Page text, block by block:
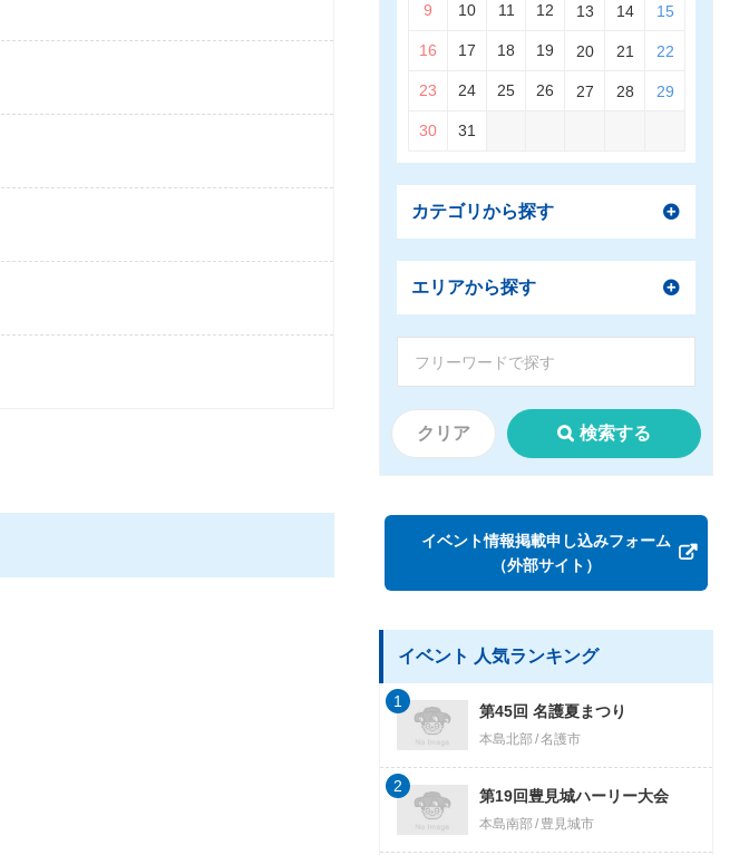
9 10 11 12 13 14 15
16 17 18 19 20 21 22
23 24 25 26 27 28 29
30 31
カテゴリから探す
エリアから探す
クリア 検索する
イベント情報掲載申し込みフォーム
（外部サイト）
イベント 人気ランキング
第45回 名護夏まつり
本島北部 名護市
1
第19回豊見城ハーリー大会
本島南部 豊見城市
2